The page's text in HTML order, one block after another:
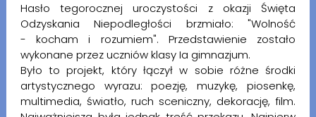
Hasło tegorocznej uroczystości z okazji Święta
Odzyskania Niepodległości brzmiało: "Wolność
- kocham i rozumiem". Przedstawienie zostało
wykonane przez uczniów klasy Ia gimnazjum.
Było to projekt, który łączył w sobie różne środki
artystycznego wyrazu: poezję, muzykę, piosenkę,
multimedia, światło, ruch sceniczny, dekorację, film.